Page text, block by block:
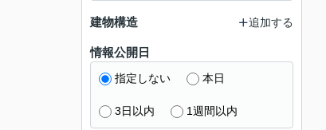
建物構造 追加する
情報公開日
指定しない 本日
3日以内 1週間以内